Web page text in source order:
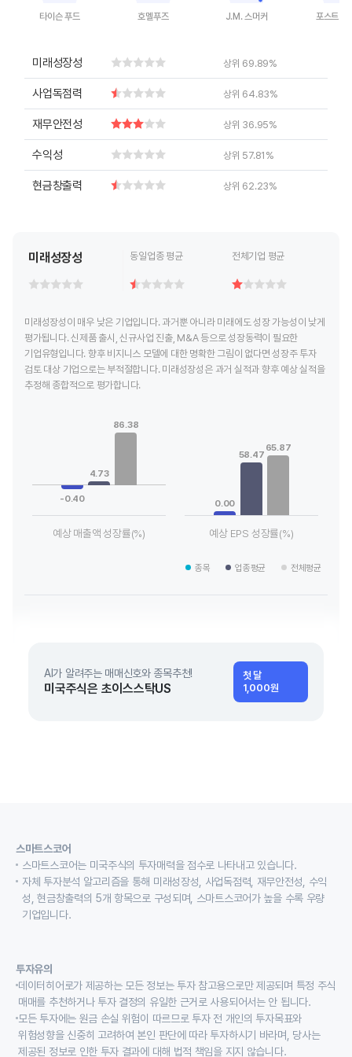
타이슨 푸드 호멜푸즈 J.M. 스머커 포스트 홀
미래성장성 상위 69.89%
사업독점력 상위 64.83%
재무안전성 상위 36.95%
수익성 상위 57.81%
현금창출력 상위 62.23%
미래성장성 동일업종 평균 전체기업 평균
미래성장성이 매우 낮은 기업입니다. 과거뿐 아니라 미래에도 성장 가능성이 낮게
평가됩니다. 신제품 출시, 신규사업 진출, M&A 등으로 성장동력이 필요한
기업유형입니다. 향후 비지니스 모델에 대한 명확한 그림이 없다면 성장주 투자
검토 대상 기업으로는 부적절합니다. 미래성장성은 과거 실적과 향후 예상 실적을
추정해 종합적으로 평가합니다.
Bar chart with 3 data series.
View as data table, Chart
The chart has 1 X axis displaying categories.
The chart has 1 Y axis displaying values. Data ranges from
-0.40
4.73
86.38
예상 매출액 성장률(%)
The chart has 1 X axis
The chart has 1 Y axis
0.00
58.47
65.87
예상 EPS 성장률(%)
종목 업종평균 전체평균
AI가 알려주는 매매신호와 종목추천!
미국주식은 초이스스탁US
첫 달
1,000원
스마트스코어
스마트스코어는 미국주식의 투자매력을 점수로 나타내고 있습니다.
자체 투자분석 알고리즘을 통해 미래성장성, 사업독점력, 재무안전성, 수익
성, 현금창출력의 5개 항목으로 구성되며, 스마트스코어가 높을 수록 우량
기업입니다.
투자유의
데이터히어로가 제공하는 모든 정보는 투자 참고용으로만 제공되며 특정 주식
매매를 추천하거나 투자 결정의 유일한 근거로 사용되어서는 안 됩니다.
모든 투자에는 원금 손실 위험이 따르므로 투자 전 개인의 투자목표와
위험성향을 신중히 고려하여 본인 판단에 따라 투자하시기 바라며, 당사는
제공된 정보로 인한 투자 결과에 대해 법적 책임을 지지 않습니다.